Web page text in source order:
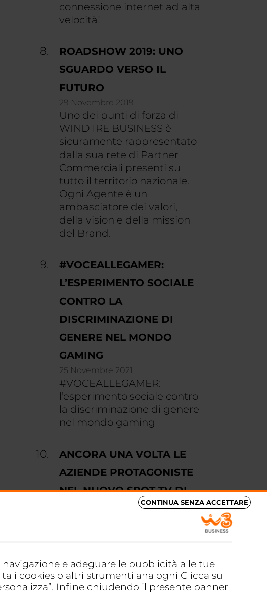
CONTINUA SENZA ACCETTARE
e adeguare le pubblicità alle tue
cookies o altri strumenti analoghi Clicca su
Infine chiudendo il presente banner
connessione internet ad alta
velocità!
ROADSHOW 2019: UNO
SGUARDO VERSO IL
FUTURO
29 Novembre 2019
Uno dei punti di forza di
WINDTRE BUSINESS è
sicuramente rappresentato
dalla sua rete di Partner
Commerciali presenti su
tutto il territorio nazionale.
Ogni Agente è un
ambasciatore dei valori,
della vision e della mission
del Brand.
#VOCEALLEGAMER:
L’ESPERIMENTO SOCIALE
CONTRO LA
DISCRIMINAZIONE DI
GENERE NEL MONDO
GAMING
25 Novembre 2021
#VOCEALLEGAMER:
l’esperimento sociale contro
la discriminazione di genere
nel mondo gaming
ANCORA UNA VOLTA LE
AZIENDE PROTAGONISTE
NEL NUOVO SPOT TV DI
WINDTRE BUSINESS
NEL NUOVO SPOT TV DI
WINDTRE BUSINESS